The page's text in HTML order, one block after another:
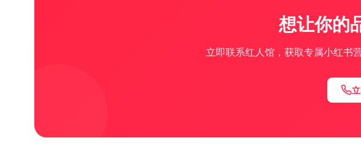
想让你的
立即联系红人馆，获取专属小红书